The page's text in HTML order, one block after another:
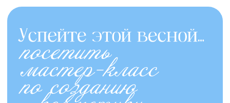
«Неоклассический массаж»
— первым делом
мы изучаем теорию по анатомии,
затем во время обучения
отрабатываем на практике под
ул. Островского 15И